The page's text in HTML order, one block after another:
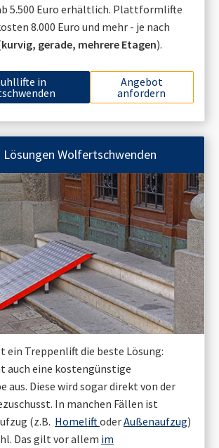
5.500 Euro erhältlich. Plattformlifte
8.000 Euro und mehr - je nach
kurvig, gerade, mehrere Etagen).
in
Angebot
anfordern
Wolfertschwenden
ein Treppenlift die beste Lösung:
auch eine kostengünstige
aus. Diese wird sogar direkt von der
In manchen Fällen ist
(z.B. HomeliftoderAußenaufzug)
Das gilt vor allem im